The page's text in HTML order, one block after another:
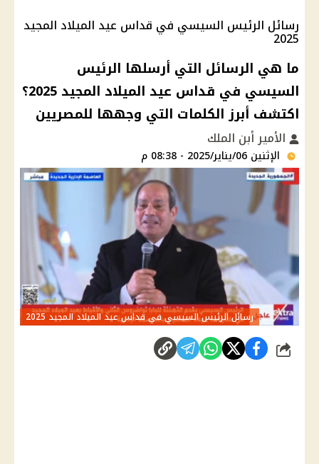
رسائل الرئيس السيسي في قداس عيد الميلاد المجيد
2025
ما هي الرسائل التي أرسلها الرئيس
السيسي في قداس عيد الميلاد المجيد 2025؟
اكتشف أبرز الكلمات التي وجهها للمصريين
الأمير أبن الملك
الإثنين 06/يناير/2025 - 08:38 م
رسائل الرئيس السيسي في قداس عيد الميلاد المجيد 2025
شارك